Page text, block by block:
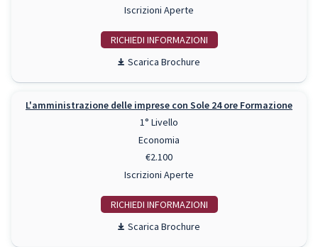
Iscrizioni Aperte
RICHIEDI INFO
Scarica Brochure
L'amministrazione delle imprese con Sole 24 ore Formazione
1° Livello
Economia
€2.100
Iscrizioni Aperte
RICHIEDI INFO
Scarica Brochure